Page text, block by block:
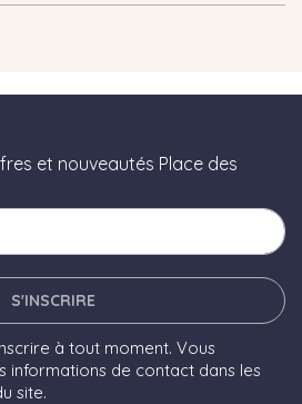
et nouveautés Place des
S'INSCRIRE
à tout moment. Vous
informations de contact dans les
site.